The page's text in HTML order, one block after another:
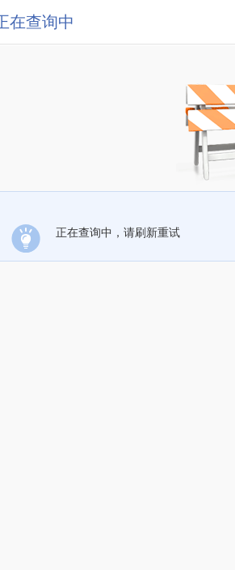
在查询中
正在查询中，请刷新重试